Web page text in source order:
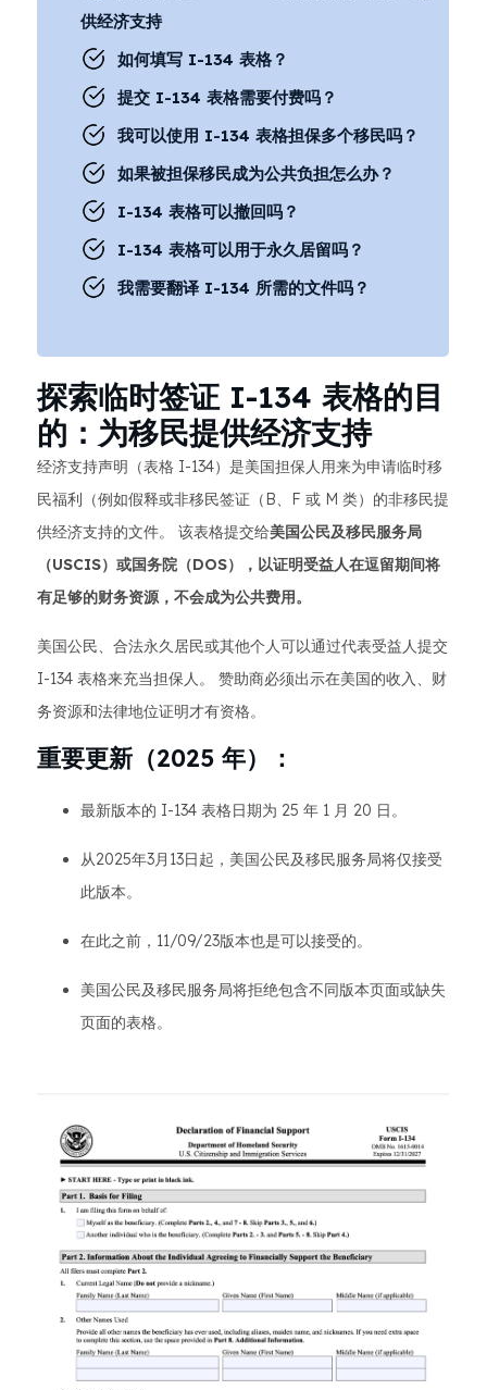
供经济支持
如何填写 I-134 表格？
提交 I-134 表格需要付费吗？
我可以使用 I-134 表格担保多个移民吗？
如果被担保移民成为公共负担怎么办？
I-134 表格可以撤回吗？
I-134 表格可以用于永久居留吗？
我需要翻译 I-134 所需的文件吗？
探索临时签证 I-134 表格的目
的：为移民提供经济支持
经济支持声明（表格 I-134）是美国担保人用来为申请临时移
民福利（例如假释或非移民签证（B、F 或 M 类）的非移民提
供经济支持的文件。 该表格提交给美国公民及移民服务局
（USCIS）或国务院（DOS），以证明受益人在逗留期间将
有足够的财务资源，不会成为公共费用。
美国公民、合法永久居民或其他个人可以通过代表受益人提交
I-134 表格来充当担保人。 赞助商必须出示在美国的收入、财
务资源和法律地位证明才有资格。
重要更新（2025 年）：
最新版本的 I-134 表格日期为 25 年 1 月 20 日。
从2025年3月13日起，美国公民及移民服务局将仅接受
此版本。
在此之前，11/09/23版本也是可以接受的。
美国公民及移民服务局将拒绝包含不同版本页面或缺失
页面的表格。